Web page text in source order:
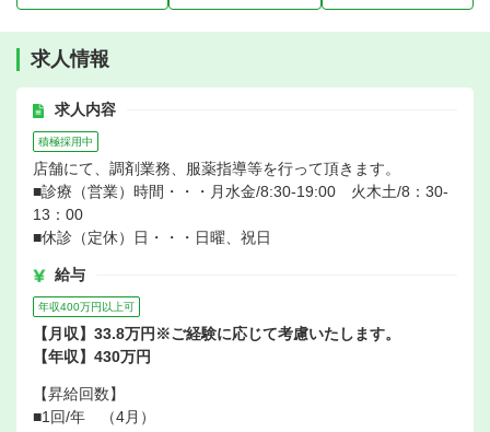
求人情報
求人内容
積極採用中
店舗にて、調剤業務、服薬指導等を行って頂きます。
■診療（営業）時間・・・月水金/8:30-19:00 火木土/8：30-
13：00
■休診（定休）日・・・日曜、祝日
給与
年収400万円以上可
【月収】33.8万円※ご経験に応じて考慮いたします。
【年収】430万円
【昇給回数】
■1回/年 （4月）